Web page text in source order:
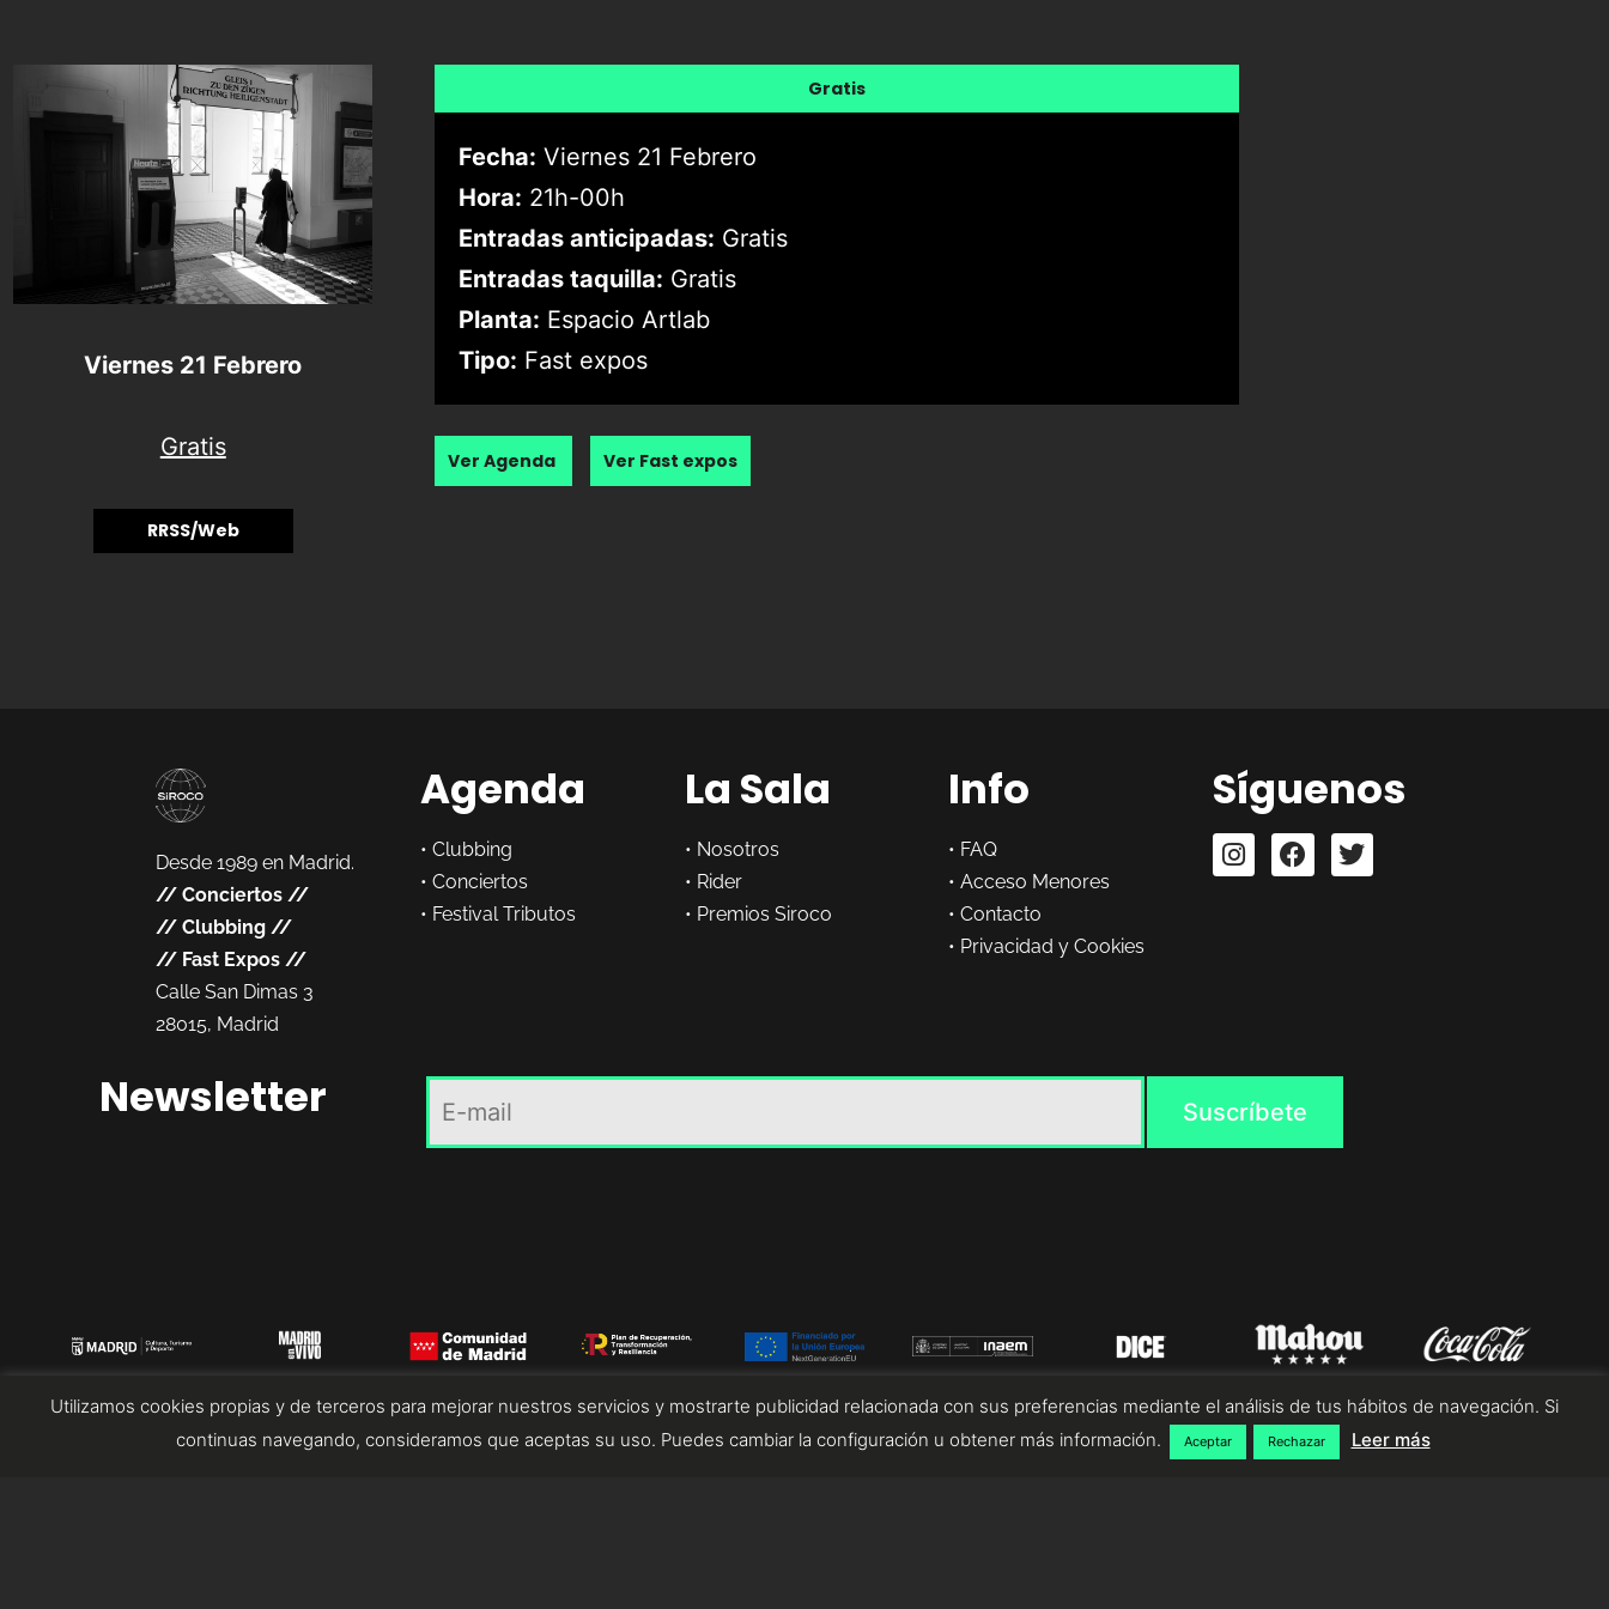
Viernes 21 Febrero
Gratis
RRSS/Web
Gratis
Fecha: Viernes 21 Febrero
Hora: 21h-00h
Entradas anticipadas: Gratis
Entradas taquilla: Gratis
Planta: Espacio Artlab
Tipo: Fast expos
Ver Agenda Ver Fast expos
Desde 1989 en Madrid.
// Conciertos //
// Clubbing //
// Fast Expos //
Calle San Dimas 3
28015, Madrid
Agenda
• Clubbing
• Conciertos
• Festival Tributos
La Sala
• Nosotros
• Rider
• Premios Siroco
Info
• FAQ
•Acceso Menores
•Contacto
• Privacidad y Cookies
Síguenos
Newsletter
Utilizamos cookies propias y de terceros para mejorar nuestros servicios y mostrarte publicidad relacionada con sus preferencias mediante el análisis de tus hábitos de navegación. Si
continuas navegando, consideramos que aceptas su uso. Puedes cambiar la configuración u obtener más información.
Aceptar Rechazar Leer más